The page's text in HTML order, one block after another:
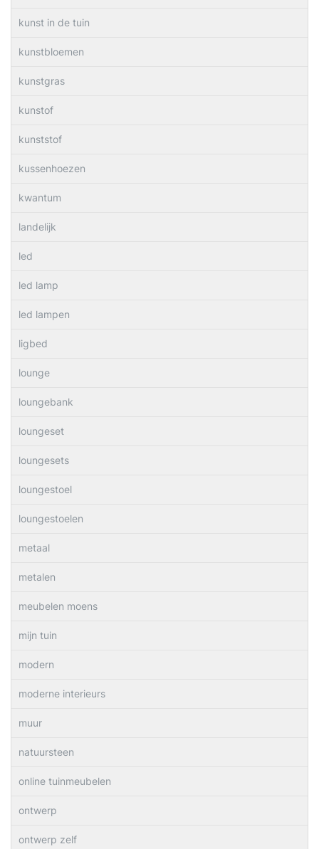
kunst in de tuin
kunstbloemen
kunstgras
kunstof
kunststof
kussenhoezen
kwantum
landelijk
led
led lamp
led lampen
ligbed
lounge
loungebank
loungeset
loungesets
loungestoel
loungestoelen
metaal
metalen
meubelen moens
mijn tuin
modern
moderne interieurs
muur
natuursteen
online tuinmeubelen
ontwerp
ontwerp zelf